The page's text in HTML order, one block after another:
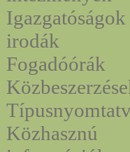
Igazgatóságok
irodák
Fogadóórák
Közhasznú